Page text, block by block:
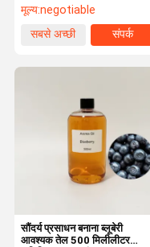
मूल्य:negotiable
सबसे अच्छी
संपर्क
सौंदर्य प्रसाधन बनाना ब्लूबेरी
आवश्यक तेल 500 मिलीलीटर